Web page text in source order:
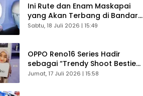
Ini Rute dan Enam Maskapai
yang Akan Terbang di Bandara
Husein Sastranegara
Sabtu, 18 Juli 2026 | 15:49
OPPO Reno16 Series Hadir
sebagai “Trendy Shoot Bestie”,
Bikin Konten Kreator Makin
Jumat, 17 Juli 2026 | 15:58